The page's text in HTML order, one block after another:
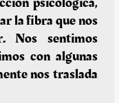
la fibra que nos
Nos sentimos
con algunas
nos traslada